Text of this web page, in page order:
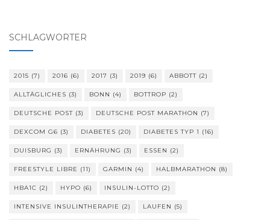
SCHLAGWÖRTER
2015 (7) 2016 (6) 2017 (3) 2019 (6) ABBOTT (2)
ALLTÄGLICHES (3) BONN (4) BOTTROP (2)
DEUTSCHE POST (3) DEUTSCHE POST MARATHON (7)
DEXCOM G6 (3) DIABETES (20) DIABETES TYP 1 (16)
DUISBURG (3) ERNÄHRUNG (3) ESSEN (2)
FREESTYLE LIBRE (11) GARMIN (4) HALBMARATHON (8)
HBA1C (2) HYPO (6) INSULIN-LOTTO (2)
INTENSIVE INSULINTHERAPIE (2) LAUFEN (5)